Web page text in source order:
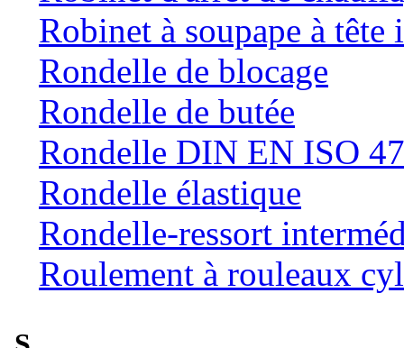
Robinet à soupape à tête
Rondelle de blocage
Rondelle de butée
Rondelle DIN EN ISO
Rondelle élastique
Rondelle-ressort
Roulement à rouleaux